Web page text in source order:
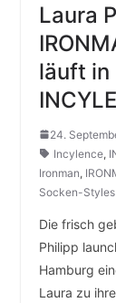
Laura
läuft in
24.
Incylence,
Ironman,
Socken-Styles
Die frisch
Philipp
Hamburg
Laura zu